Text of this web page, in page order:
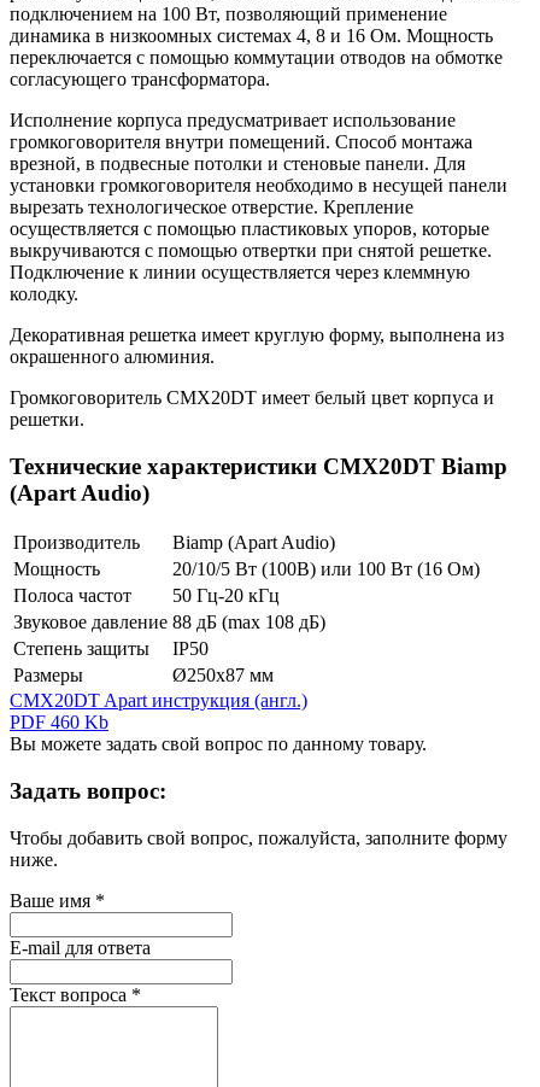
подключением на 100 Вт, позволяющий применение
динамика в низкоомных системах 4, 8 и 16 Ом. Мощность
переключается с помощью коммутации отводов на обмотке
согласующего трансформатора.
Исполнение корпуса предусматривает использование
громкоговорителя внутри помещений. Способ монтажа
врезной, в подвесные потолки и стеновые панели. Для
установки громкоговорителя необходимо в несущей панели
вырезать технологическое отверстие. Крепление
осуществляется с помощью пластиковых упоров, которые
выкручиваются с помощью отвертки при снятой решетке.
Подключение к линии осуществляется через клеммную
колодку.
Декоративная решетка имеет круглую форму, выполнена из
окрашенного алюминия.
Громкоговоритель CMX20DT имеет белый цвет корпуса и
решетки.
Технические характеристики CMX20DT Biamp
(Apart Audio)
Производитель
Biamp (Apart Audio)
Мощность
20/10/5 Вт (100В) или 100 Вт (16 Ом)
Полоса частот
50 Гц-20 кГц
Звуковое давление 88 дБ (max 108 дБ)
Степень защиты
IP50
Размеры
Ø250х87 мм
CMX20DT Apart инструкция (англ.)
PDF 460 Kb
Вы можете задать свой вопрос по данному товару.
Задать вопрос:
Чтобы добавить свой вопрос, пожалуйста, заполните форму
ниже.
Ваше имя *
E-mail для ответа
Текст вопроса *